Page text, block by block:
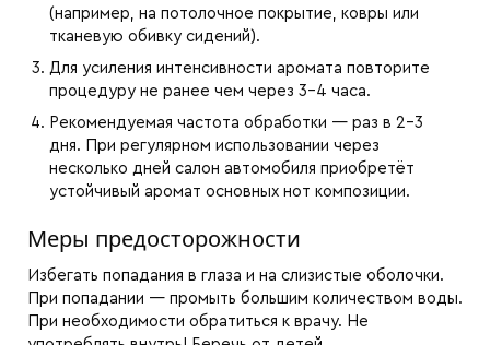
(например, на потолочное покрытие, ковры или
тканевую обивку сидений).
Для усиления интенсивности аромата повторите
процедуру не ранее чем через 3–4 часа.
Рекомендуемая частота обработки — раз в 2–3
дня. При регулярном использовании через
несколько дней салон автомобиля приобретёт
устойчивый аромат основных нот композиции.
Меры предосторожности
Избегать попадания в глаза и на слизистые оболочки.
При попадании — промыть большим количеством воды.
При необходимости обратиться к врачу. Не